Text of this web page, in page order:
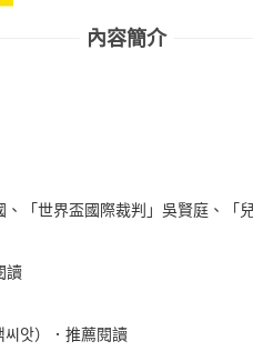
內容簡介
「世界盃國際裁判」吳賢庭、「
讀
앗）．推薦閱讀